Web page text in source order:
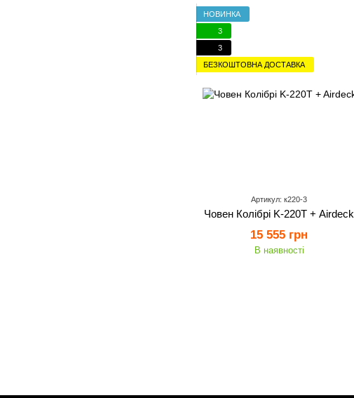
НОВИНКА
3
3
БЕЗКОШТОВНА ДОСТАВКА
Артикул: к220-3
Човен Колібрі K-220T + Airdeck
15 555 грн
В наявності